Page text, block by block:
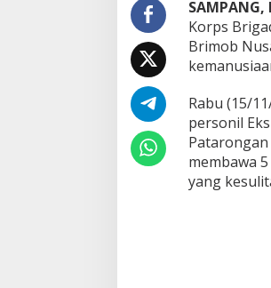
n
t
a
r
P
o
l
r
e
S
Korps
Brimob
Rabu (15/
personil
membawa
yang